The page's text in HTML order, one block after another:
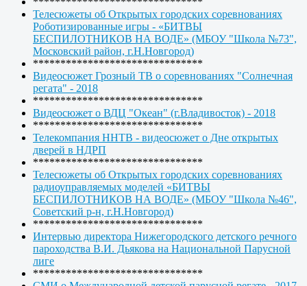
Телесюжеты об Открытых городских соревнованиях
Роботизированные игры - «БИТВЫ
БЕСПИЛОТНИКОВ НА ВОДЕ» (МБОУ "Школа №73",
Московский район, г.Н.Новгород)
*******************************
Видеосюжет Грозный ТВ о соревнованиях "Солнечная
регата" - 2018
*******************************
Видеосюжет о ВДЦ "Океан" (г.Владивосток) - 2018
*******************************
Телекомпания ННТВ - видеосюжет о Дне открытых
дверей в НДРП
*******************************
Телесюжеты об Открытых городских соревнованиях
радиоуправляемых моделей «БИТВЫ
БЕСПИЛОТНИКОВ НА ВОДЕ» (МБОУ "Школа №46",
Советский р-н, г.Н.Новгород)
*******************************
Интервью директора Нижегородского детского речного
пароходства В.И. Дьякова на Национальной Парусной
лиге
*******************************